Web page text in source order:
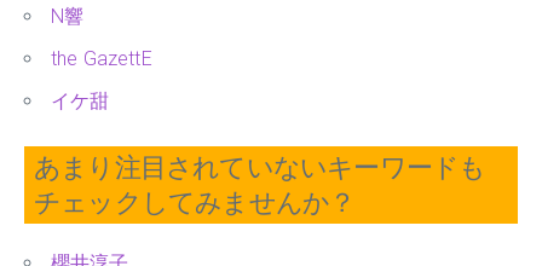
N響
the GazettE
イケ甜
あまり注目されていないキーワードも
チェックしてみませんか？